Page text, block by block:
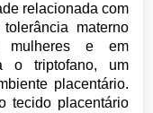
relacionada com
materno
mulheres e em
o triptofano, um
placentário.
tecido placentário